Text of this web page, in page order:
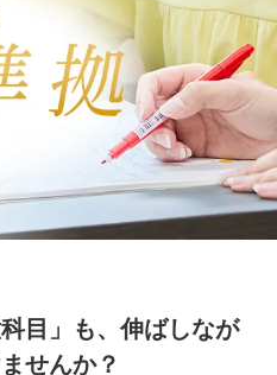
目」も、伸ばしなが
せんか？